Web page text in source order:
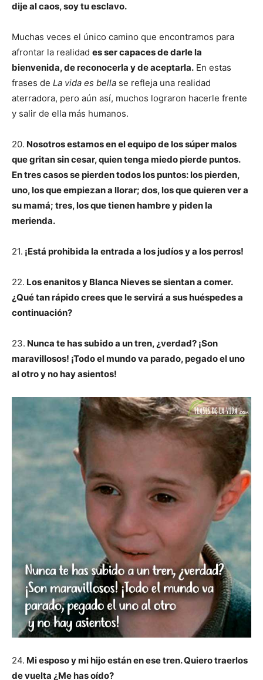
dije al caos, soy tu esclavo.
Muchas veces el único camino que encontramos para
afrontar la realidad es ser capaces de darle la
bienvenida, de reconocerla y de aceptarla. En estas
frases de La vida es bella se refleja una realidad
aterradora, pero aún así, muchos lograron hacerle frente
y salir de ella más humanos.
20. Nosotros estamos en el equipo de los súper malos
que gritan sin cesar, quien tenga miedo pierde puntos.
En tres casos se pierden todos los puntos: los pierden,
uno, los que empiezan a llorar; dos, los que quieren ver a
su mamá; tres, los que tienen hambre y piden la
merienda.
21. ¡Está prohibida la entrada a los judíos y a los perros!
22. Los enanitos y Blanca Nieves se sientan a comer.
¿Qué tan rápido crees que le servirá a sus huéspedes a
continuación?
23. Nunca te has subido a un tren, ¿verdad? ¡Son
maravillosos! ¡Todo el mundo va parado, pegado el uno
al otro y no hay asientos!
24. Mi esposo y mi hijo están en ese tren. Quiero traerlos
de vuelta ¿Me has oído?